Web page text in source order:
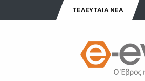
ΤΕΛΕΥΤΑΊΑ ΝΈΑ